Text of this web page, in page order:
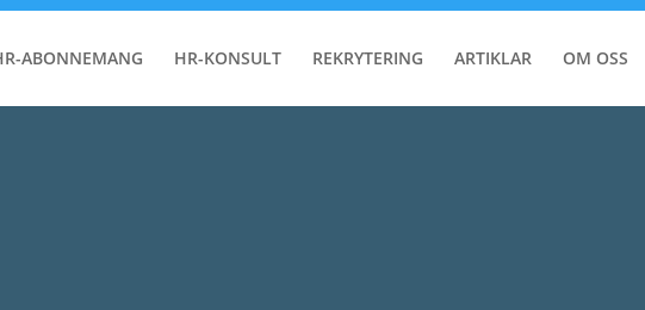
ABONNEMANG HR-KONSULT REKRYTERING ARTIKLAR OM OSS